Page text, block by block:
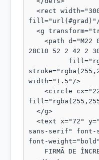
28C10 52 2 42 2
width="1.5"/>
sans-serif"
font-